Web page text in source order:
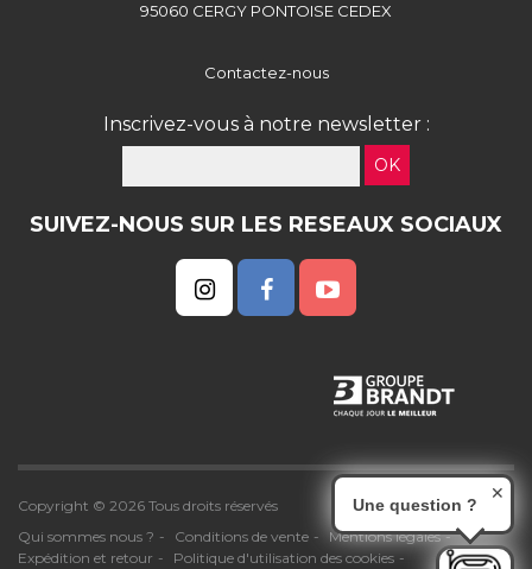
95060 CERGY PONTOISE CEDEX
Contactez-nous
Inscrivez-vous à notre newsletter :
OK
SUIVEZ-NOUS SUR LES RESEAUX SOCIAUX
Copyright © 2026 Tous droits réservés
Qui sommes nous ?
Conditions de vente
Mentions légales
Expédition et retour
Politique d'utilisation des cookies
Une question ?
✕